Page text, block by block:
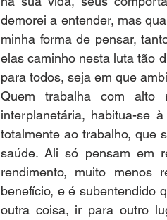
demorei a entender, mas
minha forma de pensar,
elas caminho nesta luta tão
para todos, seja em que
Quem trabalha com alto
interplanetária, habitua-se
totalmente ao trabalho, que
saúde. Ali só pensam em
rendimento, muito menos
benefício, e é subentendido
outra coisa, ir para outro